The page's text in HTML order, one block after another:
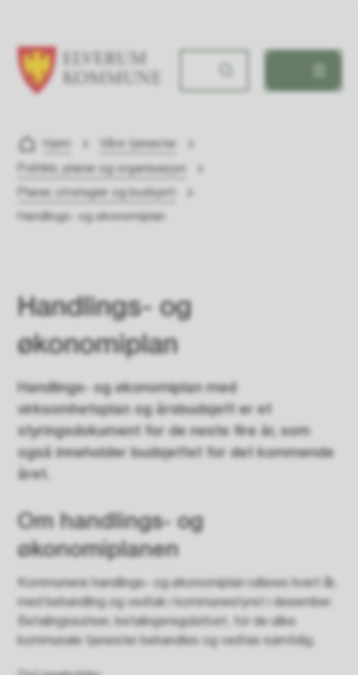
Du er her:
Politikk, planer og organisasjon
Planer, strategier og budsjett
Handlings- og økonomiplan
Handlings- og
økonomiplan
Handlings- og økonomiplan med
virksomhetsplan og årsbudsjett er et
styringsdokument for de neste fire år, som
også inneholder budsjettet for det kommende
året.
Om handlings- og
økonomiplanen
Kommunens handlings- og økonomiplan rulleres hvert år,
med behandling og vedtak i kommunestyret i desember.
Betalingssatser, betalingsregulativet, for de ulike